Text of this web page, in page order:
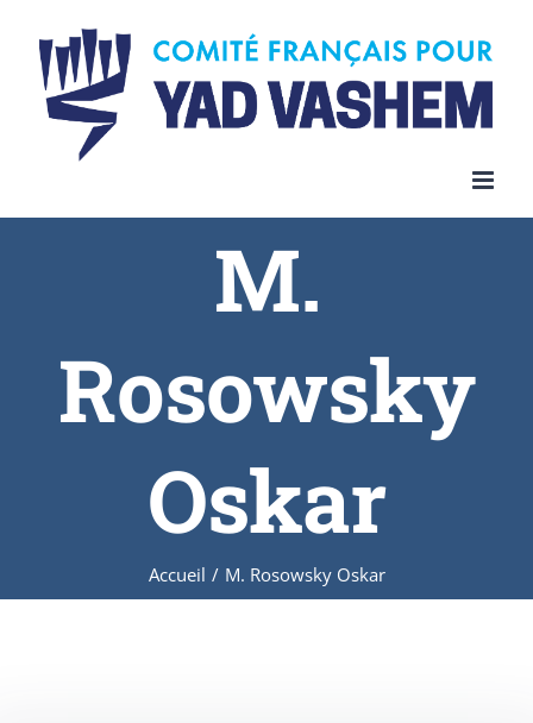
content
M.
Rosowsky
Oskar
Accueil / M. Rosowsky Oskar